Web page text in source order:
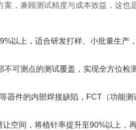
，兼顾测试精度与成本效益，这也
以上，适合研发打样、小批量生产
可测点的测试覆盖，实现全方位检
器件的内部焊接缺陷，FCT（功能测
空间，将植针率提升至90%以上，